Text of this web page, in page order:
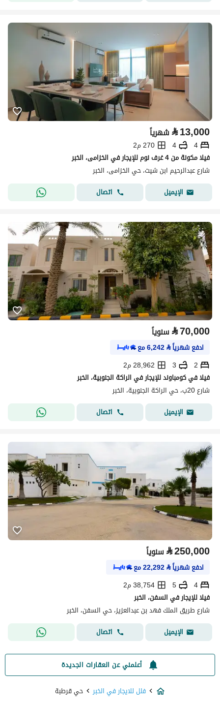
⃁13,000 شهرياً
4
4
270 م2
فيلا مكونة من 4 غرف نوم للإيجار في الخزامى، الخبر
شارع عبدالرحيم ابن شيت، حي الخزامى، الخبر
الإيميل
اتصال
⃁70,000 سنوياً
ادفع شهرياً⃁
6,242مع
2
3
28,962 م2
فيلا في كومباوند للإيجار في الراكة الجنوبية، الخبر
شارع 20ب، حي الراكة الجنوبية، الخبر
الإيميل
اتصال
⃁250,000 سنوياً
ادفع شهرياً⃁
22,292مع
4
5
38,754 م2
فيلا للإيجار في السفن، الخبر
شارع طريق الملك فهد بن عبدالعزيز، حي السفن، الخبر
الإيميل
اتصال
أعلمني عن العقارات الجديدة
فلل للايجار في الخبر
حي قرطبة